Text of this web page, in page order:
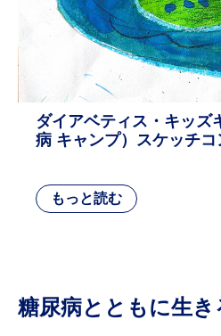
ダイアベティス・キッズ
病 キャンプ）スケッチ
糖尿病とともに生き